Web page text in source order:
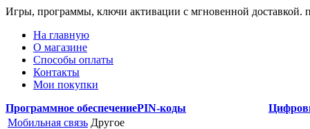
Игры, программы, ключи активации с мгновенной доставкой.
На главную
О магазине
Способы оплаты
Контакты
Мои покупки
Программное обеспечениеPIN-коды
Мобильная связь Другое